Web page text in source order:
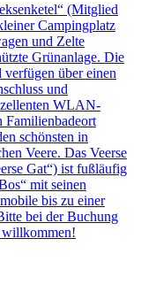
(Mitglied
Campingplatz
und Zelte
Grünanlage. Die
über einen
und
WLAN-
Familienbadeort
schönsten in
Veere. Das Veerse
Gat“) ist fußläufig
mit seinen
bis zu einer
bei der Buchung
willkommen!